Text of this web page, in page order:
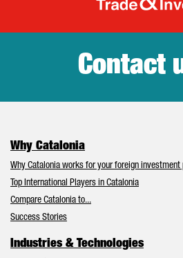
Contact
Why Catalonia
Why Catalonia works for your foreign investment
Top International Players in Catalonia
Compare Catalonia to...
Success Stories
Industries & Technologies